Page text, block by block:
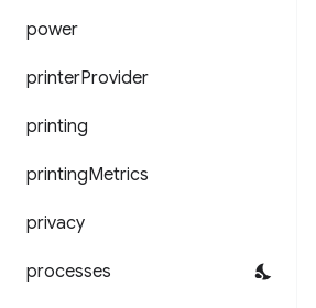
power
printerProvider
printing
printingMetrics
privacy
processes